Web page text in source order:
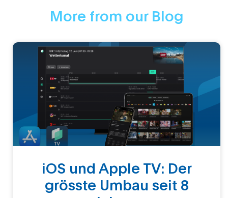
More from our Blog
iOS und Apple TV: Der
grösste Umbau seit 8